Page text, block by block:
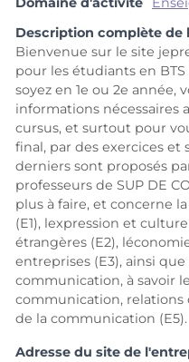
Description complète de
Bienvenue sur le site
pour les étudiants en
soyez en 1e ou 2e année,
informations nécessaires
cursus, et surtout pour
final, par des exercices et
derniers sont proposés
professeurs de SUP DE
plus à faire, et concerne
(E1), lexpression et
étrangères (E2),
entreprises (E3), ainsi
communication, à savoir
communication, relations
de la communication (E5).
Adresse du site de